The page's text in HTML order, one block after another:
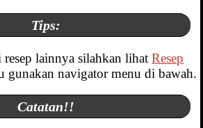
Tips:
resep lainnya silahkan lihatResep
gunakan navigator menu di bawah.
Catatan!!